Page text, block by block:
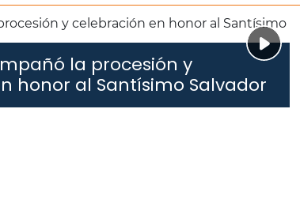
la procesión y
honor al Santísimo Salvador